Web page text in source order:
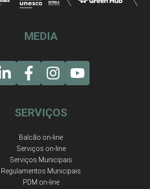
MEDIA
SERVIÇOS
Balcão on-line
Serviços on-line
Serviços Municipais
Regulamentos Municipais
PDM on-line